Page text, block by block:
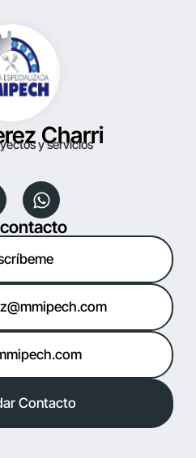
Charri
y servicios
Contacto